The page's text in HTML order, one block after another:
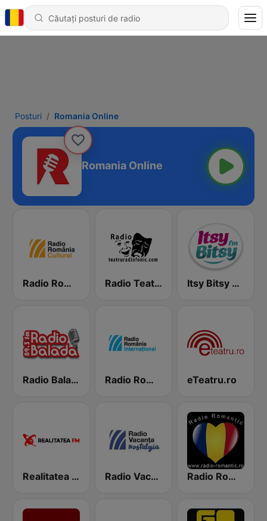
Posturi Romania Online
Romania Online
Radio România Cultural Radio Teatru Radiofonic Itsy Bitsy FM
Radio Balada Radio Romania International eTeatru.ro
Realitatea FM Radio Vacanta Nostalgia Radio Romantic